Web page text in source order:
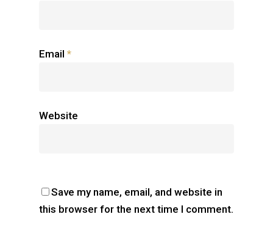
Email *
Website
Save my name, email, and website in
this browser for the next time I comment.